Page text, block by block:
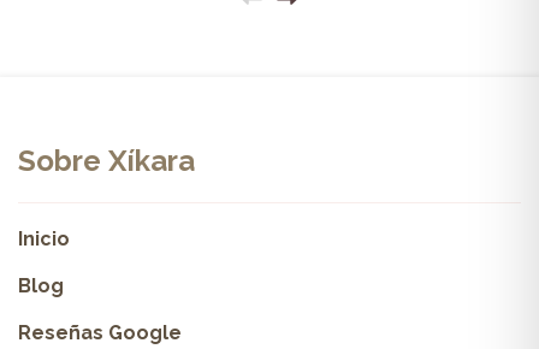
Sobre Xíkara
Inicio
Blog
Reseñas Google